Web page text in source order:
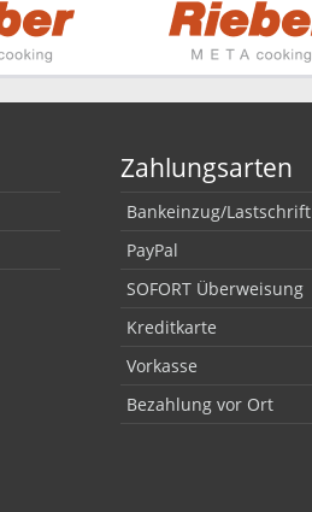
Zahlungsarten
Bankeinzug/Lastschrift
PayPal
SOFORT Überweisung
Kreditkarte
Vorkasse
Bezahlung vor Ort